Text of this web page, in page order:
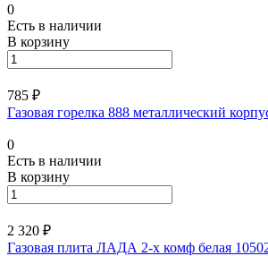
0
Есть в наличии
В корзину
785 ₽
Газовая горелка 888 металлический
0
Есть в наличии
В корзину
2 320 ₽
Газовая плита ЛАДА 2-х комф белая